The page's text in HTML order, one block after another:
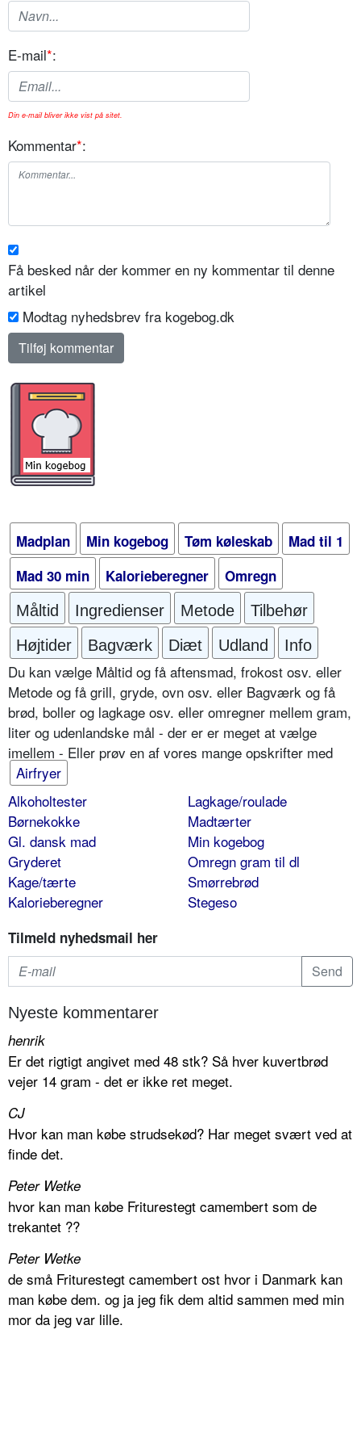
E-mail*:
Din e-mail bliver ikke vist på sitet.
Kommentar*:
Få besked når der kommer en ny kommentar til denne
artikel
Modtag nyhedsbrev fra kogebog.dk
Madplan Min kogebog Tøm køleskab
Mad til 1
Mad 30 min
Kalorieberegner Omregn
Måltid Ingredienser Metode
Tilbehør
Højtider
Bagværk Diæt Udland Info
Du kan vælge Måltid og få aftensmad, frokost osv. eller
Metode og få grill, gryde, ovn osv. eller Bagværk og få
brød, boller og lagkage osv. eller omregner mellem gram,
liter og udenlandske mål - der er er meget at vælge
imellem - Eller prøv en af vores mange opskrifter med
Airfryer
Alkoholtester
Børnekokke
Gl. dansk mad
Gryderet
Kage/tærte
Kalorieberegner
Lagkage/roulade
Madtærter
Min kogebog
Omregn gram til dl
Smørrebrød
Stegeso
Tilmeld nyhedsmail her
Nyeste kommentarer
henrik
Er det rigtigt angivet med 48 stk? Så hver kuvertbrød
vejer 14 gram - det er ikke ret meget.
CJ
Hvor kan man købe strudsekød? Har meget svært ved at
finde det.
Peter Wetke
hvor kan man købe Friturestegt camembert som de
trekantet ??
Peter Wetke
de små Friturestegt camembert ost hvor i Danmark kan
man købe dem. og ja jeg fik dem altid sammen med min
mor da jeg var lille.